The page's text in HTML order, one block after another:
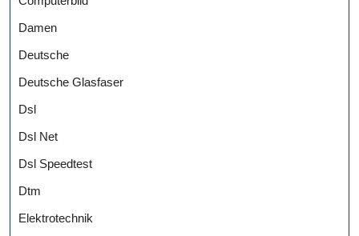
Damen
Deutsche
Deutsche Glasfaser
Dsl
Dsl Net
Dsl Speedtest
Dtm
Elektrotechnik